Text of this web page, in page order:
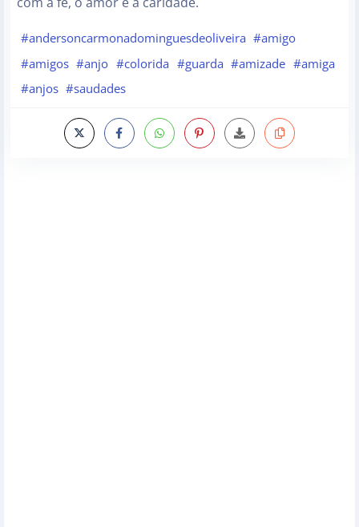
#andersoncarmonadominguesdeoliveira #amigo
#amigos #anjo #colorida #guarda #amizade #amiga
#anjos #saudades